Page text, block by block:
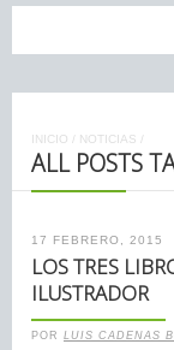
INICIO / NOTICIAS /
ALL POSTS
17 FEBRERO, 2015
LOS TRES
ILUSTRADOR
POR LUIS CADENAS